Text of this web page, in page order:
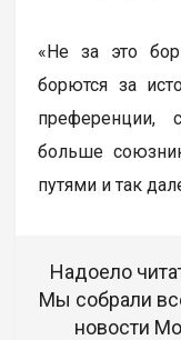
«Не за это
борются за
преференции,
больше
путями и так
Надоело
Мы собрали
новости